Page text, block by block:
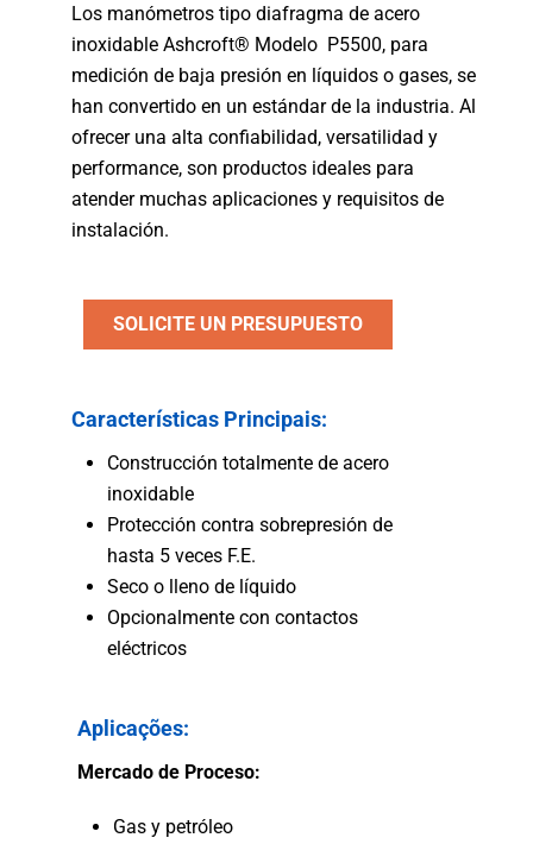
Los manómetros tipo diafragma de acero
inoxidable Ashcroft® Modelo P5500, para
medición de baja presión en líquidos o gases, se
han convertido en un estándar de la industria. Al
ofrecer una alta confiabilidad, versatilidad y
performance, son productos ideales para
atender muchas aplicaciones y requisitos de
instalación.
SOLICITE UN PRESUPUESTO
Características Principais:
Construcción totalmente de acero
inoxidable
Protección contra sobrepresión de
hasta 5 veces F.E.
Seco o lleno de líquido
Opcionalmente con contactos
eléctricos
Aplicações:
Mercado de Proceso:
Gas y petróleo